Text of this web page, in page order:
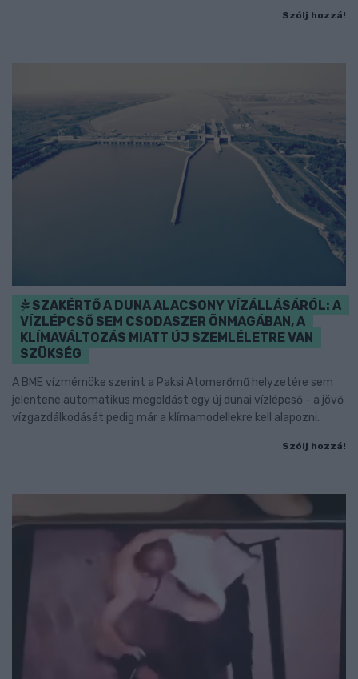
Szólj hozzá!
SZAKÉRTŐ A DUNA ALACSONY VÍZÁLLÁSÁRÓL: A
VÍZLÉPCSŐ SEM CSODASZER ÖNMAGÁBAN, A
KLÍMAVÁLTOZÁS MIATT ÚJ SZEMLÉLETRE VAN
SZÜKSÉG
A BME vízmérnöke szerint a Paksi Atomerőmű helyzetére sem
jelentene automatikus megoldást egy új dunai vízlépcső - a jövő
vízgazdálkodását pedig már a klímamodellekre kell alapozni.
Szólj hozzá!